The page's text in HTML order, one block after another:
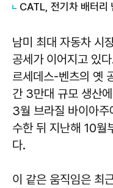
CATL, 전기차 배터리
남미 최대 자동차 시
공세가 이어지고 있
르세데스-벤츠의 옛
간 3만대 규모 생산
3월 브라질 바이아주
수한 뒤 지난해 10월
다.
이 같은 움직임은 최